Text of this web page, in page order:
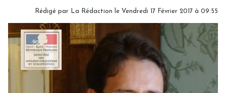
Rédigé par La Rédaction le Vendredi 17 Février 2017 à 09:55